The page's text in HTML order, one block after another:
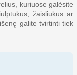
kuriuose galėsite
žaisliukus ar
galite tvirtinti tiek